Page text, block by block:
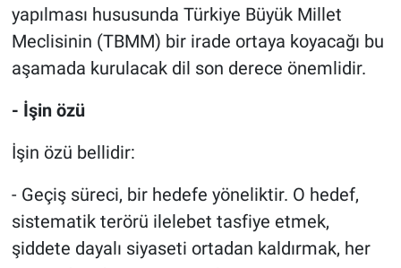
yapılması hususunda Türkiye Büyük Millet
Meclisinin (TBMM) bir irade ortaya koyacağı bu
aşamada kurulacak dil son derece önemlidir.
- İşin özü
İşin özü bellidir:
- Geçiş süreci, bir hedefe yöneliktir. O hedef,
sistematik terörü ilelebet tasfiye etmek,
şiddete dayalı siyaseti ortadan kaldırmak, her